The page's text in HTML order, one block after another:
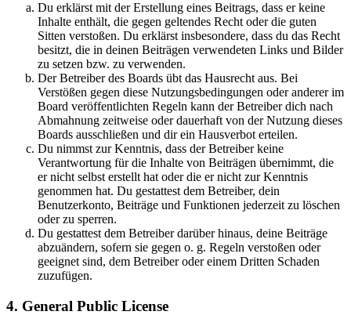
Du erklärst mit der Erstellung eines Beitrags, dass er keine
Inhalte enthält, die gegen geltendes Recht oder die guten
Sitten verstoßen. Du erklärst insbesondere, dass du das Recht
besitzt, die in deinen Beiträgen verwendeten Links und Bilder
zu setzen bzw. zu verwenden.
Der Betreiber des Boards übt das Hausrecht aus. Bei
Verstößen gegen diese Nutzungsbedingungen oder anderer im
Board veröffentlichten Regeln kann der Betreiber dich nach
Abmahnung zeitweise oder dauerhaft von der Nutzung dieses
Boards ausschließen und dir ein Hausverbot erteilen.
Du nimmst zur Kenntnis, dass der Betreiber keine
Verantwortung für die Inhalte von Beiträgen übernimmt, die
er nicht selbst erstellt hat oder die er nicht zur Kenntnis
genommen hat. Du gestattest dem Betreiber, dein
Benutzerkonto, Beiträge und Funktionen jederzeit zu löschen
oder zu sperren.
Du gestattest dem Betreiber darüber hinaus, deine Beiträge
abzuändern, sofern sie gegen o. g. Regeln verstoßen oder
geeignet sind, dem Betreiber oder einem Dritten Schaden
zuzufügen.
4. General Public License